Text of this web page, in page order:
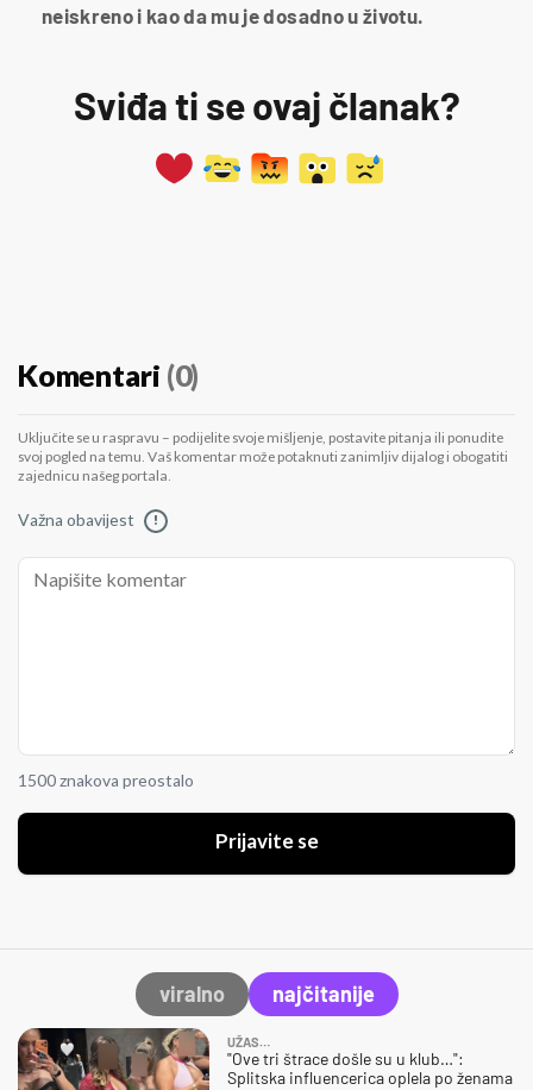
neiskreno i kao da mu je dosadno u životu.
Sviđa ti se ovaj članak?
Komentari (0)
Uključite se u raspravu – podijelite svoje mišljenje, postavite pitanja ili ponudite
svoj pogled na temu. Vaš komentar može potaknuti zanimljiv dijalog i obogatiti
zajednicu našeg portala.
Važna obavijest !
1500 znakova preostalo
Prijavite se
viralno najčitanije
UŽAS…
"Ove tri štrace došle su u klub…":
Splitska influencerica oplela po ženama